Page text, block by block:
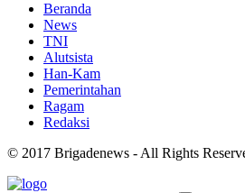
Beranda
News
TNI
Alutsista
Han-Kam
Pemerintahan
Ragam
Redaksi
© 2017 Brigadenews - All Rights